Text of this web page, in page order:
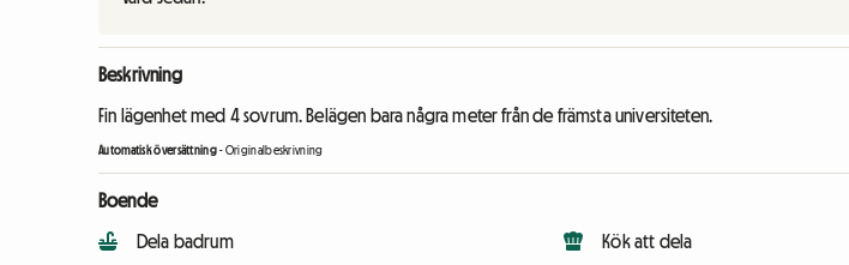
Beskrivning
Fin lägenhet med 4 sovrum. Belägen bara några meter från de främsta universiteten.
Automatisk översättning-Originalbeskrivning
Boende
Dela badrum
Kök att dela